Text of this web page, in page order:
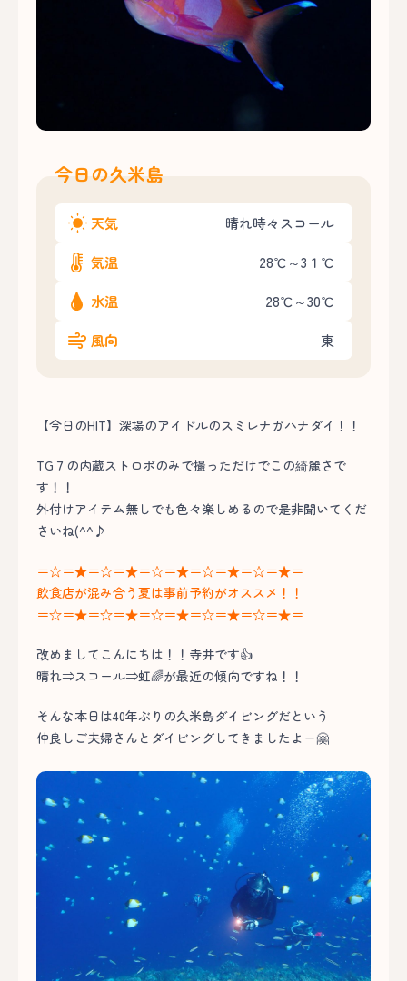
今日の久米島
天気 晴れ時々スコール
気温 28℃～3１℃
水温 28℃～30℃
風向 東
【今日のHIT】深場のアイドルのスミレナガハナダイ！！
TG７の内蔵ストロボのみで撮っただけでこの綺麗さで
す！！
外付けアイテム無しでも色々楽しめるので是非聞いてくだ
さいね(^^♪
＝☆＝★＝☆＝★＝☆＝★＝☆＝★＝☆＝★＝
飲食店が混み合う夏は事前予約がオススメ！！
＝☆＝★＝☆＝★＝☆＝★＝☆＝★＝☆＝★＝
改めましてこんにちは！！寺井です👍
晴れ⇒スコール⇒虹🌈が最近の傾向ですね！！
そんな本日は40年ぶりの久米島ダイビングだという
仲良しご夫婦さんとダイビングしてきましたよー🤗